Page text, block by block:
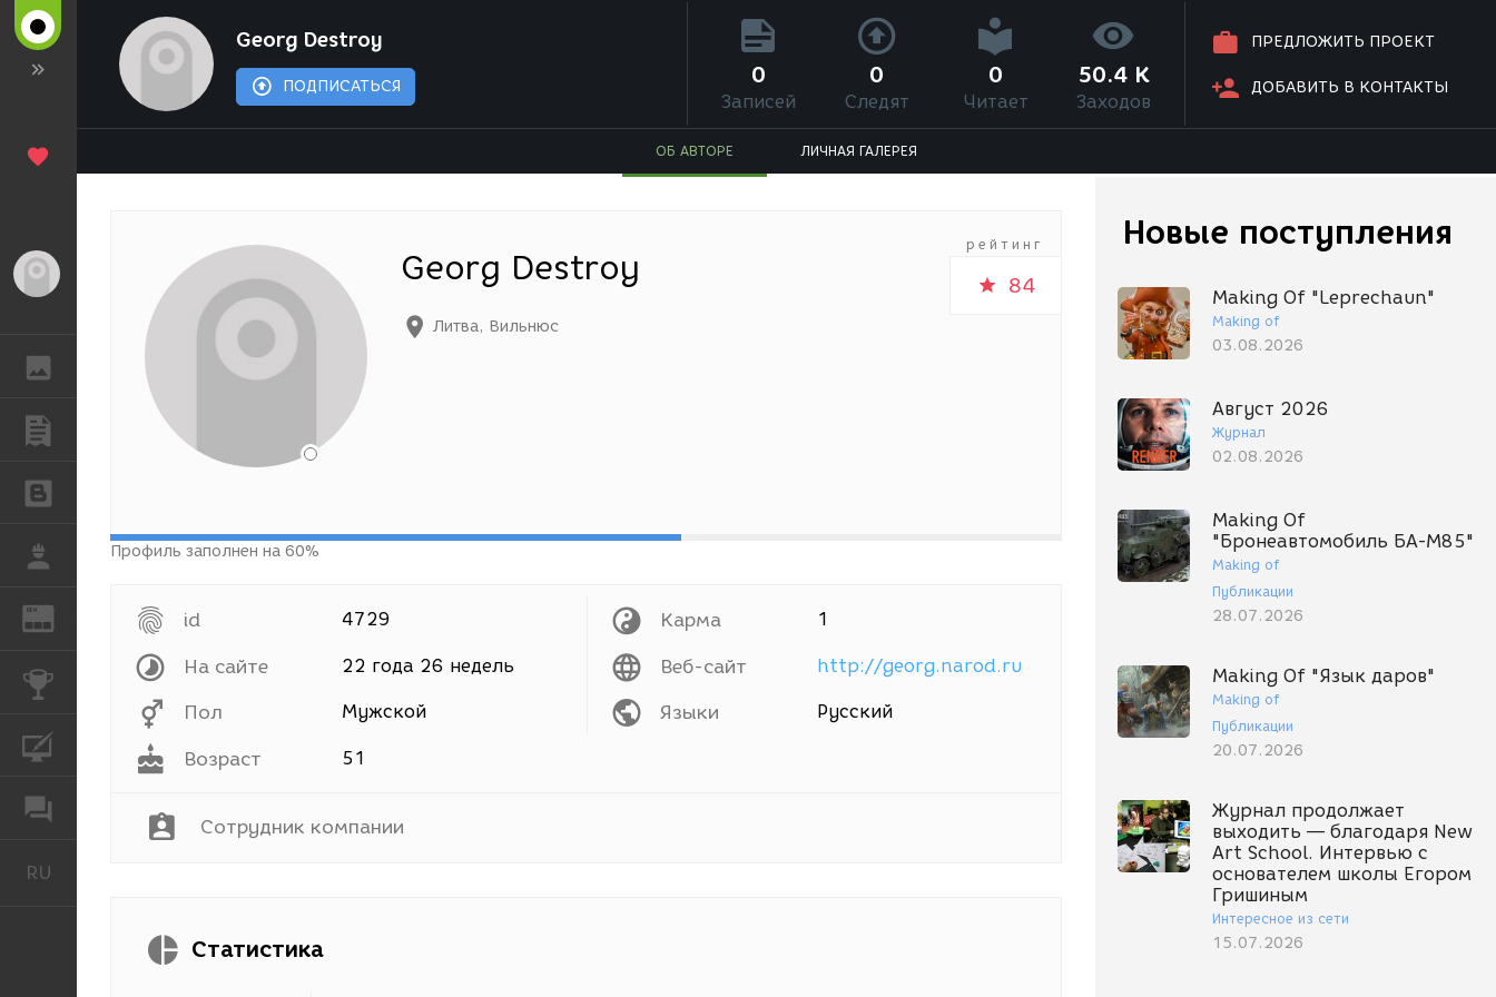
ГАЛЕРЕЯ
ПУБЛИКАЦИИ
РАБОТА
REN ЖУРНАЛ
КОНКУРСЫ
RU
Georg Destroy
ПОДПИСАТЬСЯ
ПРЕДЛОЖИТЬ ПРОЕКТ
ДОБАВИТЬ В КОНТАКТЫ
0
Записей
0
Следят
0
Читает
50.4 K
Заходов
ОБ АВТОРЕ ЛИЧНАЯ ГАЛЕРЕЯ
Новые поступления
Making Of "Leprechaun"
Making of
03.08.2026
Август 2026
Журнал
02.08.2026
Making Of
"Бронеавтомобиль БА-М85"
Making of
Публикации
28.07.2026
Making Of "Язык даров"
Making of
Публикации
20.07.2026
Журнал продолжает
выходить — благодаря New
Art School. Интервью с
основателем школы Егором
Гришиным
Интересное из сети
15.07.2026
рейтинг
84
Georg Destroy
Литва, Вильнюс
Профиль заполнен на 60%
id 4729
На сайте 22 года 26 недель
Пол Мужской
Возраст 51
Карма 1
Веб-сайт http://georg.narod.ru
Языки Русский
Сотрудник компании
Статистика